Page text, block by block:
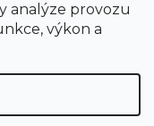
analýze provozu
výkon a